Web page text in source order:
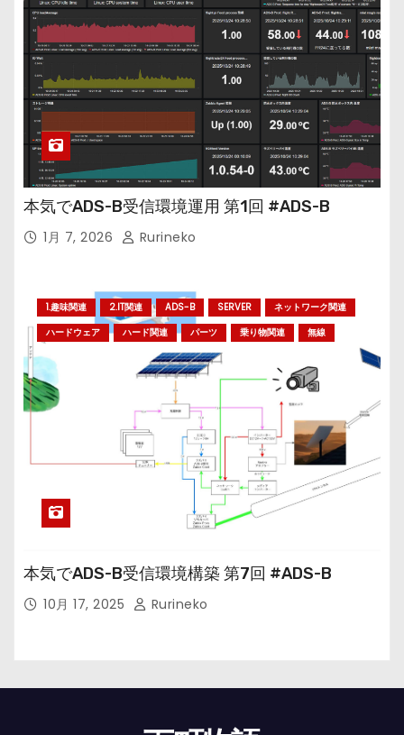
本気でADS-B受信環境運用 第1回 #ADS-B
1月 7, 2026 Rurineko
1.趣味関連 2.IT関連 ADS-B SERVER
ネットワーク関連
ハードウェア
ハード関連 パーツ 乗り物関連 無線
本気でADS-B受信環境構築 第7回 #ADS-B
10月 17, 2025 Rurineko